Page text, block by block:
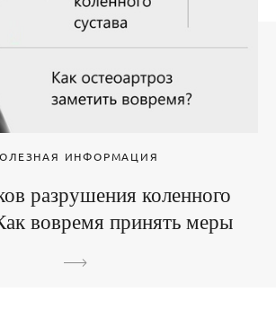
ИНФОРМАЦИЯ
разрушения коленного
вовремя принять меры